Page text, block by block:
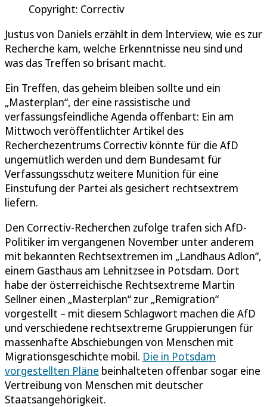
Copyright: Correctiv
Justus von Daniels erzählt in dem Interview, wie es zur
Recherche kam, welche Erkenntnisse neu sind und
was das Treffen so brisant macht.
Ein Treffen, das geheim bleiben sollte und ein
„Masterplan“, der eine rassistische und
verfassungsfeindliche Agenda offenbart: Ein am
Mittwoch veröffentlichter Artikel des
Recherchezentrums Correctiv könnte für die AfD
ungemütlich werden und dem Bundesamt für
Verfassungsschutz weitere Munition für eine
Einstufung der Partei als gesichert rechtsextrem
liefern.
Den Correctiv-Recherchen zufolge trafen sich AfD-
Politiker im vergangenen November unter anderem
mit bekannten Rechtsextremen im „Landhaus Adlon“,
einem Gasthaus am Lehnitzsee in Potsdam. Dort
habe der österreichische Rechtsextreme Martin
Sellner einen „Masterplan“ zur „Remigration“
vorgestellt – mit diesem Schlagwort machen die AfD
und verschiedene rechtsextreme Gruppierungen für
massenhafte Abschiebungen von Menschen mit
Migrationsgeschichte mobil. Die in Potsdam
vorgestellten Pläne beinhalteten offenbar sogar eine
Vertreibung von Menschen mit deutscher
Staatsangehörigkeit.